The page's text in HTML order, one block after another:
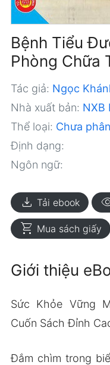
Bệnh Tiểu
Phòng Chữa
Tác giả: Ngọc
Nhà xuất bản: NXB
Thể loại: Chưa
Định dạng:
Ngôn ngữ:
download Tải ebook
shopping_cart Mua sách giấy
Giới thiệu
Sức Khỏe Vững
Cuốn Sách Đỉnh
Đắm chìm trong